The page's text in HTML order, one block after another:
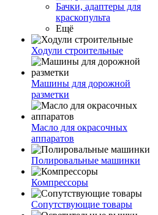
Бачки, адаптеры для
краскопульта
Ещё
Ходули строительные
Машины для дорожной
разметки
Масло для окрасочных
аппаратов
Полировальные машинки
Компрессоры
Сопутствующие товары